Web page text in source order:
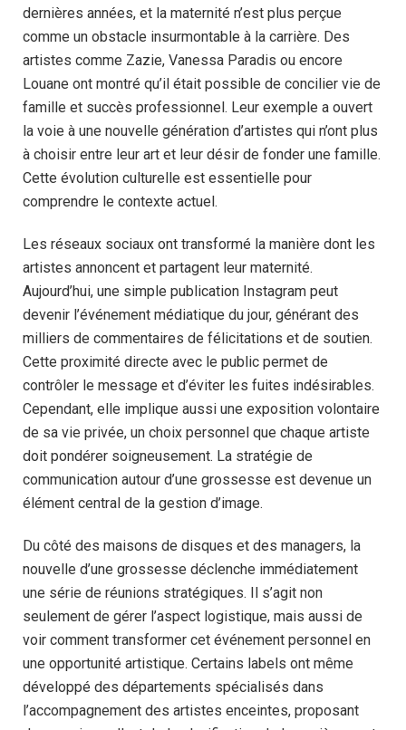
dernières années, et la maternité n’est plus perçue
comme un obstacle insurmontable à la carrière. Des
artistes comme Zazie, Vanessa Paradis ou encore
Louane ont montré qu’il était possible de concilier vie de
famille et succès professionnel. Leur exemple a ouvert
la voie à une nouvelle génération d’artistes qui n’ont plus
à choisir entre leur art et leur désir de fonder une famille.
Cette évolution culturelle est essentielle pour
comprendre le contexte actuel.
Les réseaux sociaux ont transformé la manière dont les
artistes annoncent et partagent leur maternité.
Aujourd’hui, une simple publication Instagram peut
devenir l’événement médiatique du jour, générant des
milliers de commentaires de félicitations et de soutien.
Cette proximité directe avec le public permet de
contrôler le message et d’éviter les fuites indésirables.
Cependant, elle implique aussi une exposition volontaire
de sa vie privée, un choix personnel que chaque artiste
doit pondérer soigneusement. La stratégie de
communication autour d’une grossesse est devenue un
élément central de la gestion d’image.
Du côté des maisons de disques et des managers, la
nouvelle d’une grossesse déclenche immédiatement
une série de réunions stratégiques. Il s’agit non
seulement de gérer l’aspect logistique, mais aussi de
voir comment transformer cet événement personnel en
une opportunité artistique. Certains labels ont même
développé des départements spécialisés dans
l’accompagnement des artistes enceintes, proposant